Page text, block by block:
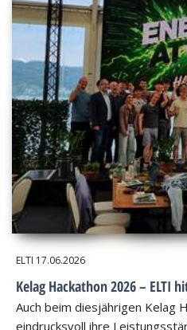
ELTI 17.06.2026
Kelag Hackathon 2026 – ELTI
Auch beim diesjährigen Kelag
eindrucksvoll ihre